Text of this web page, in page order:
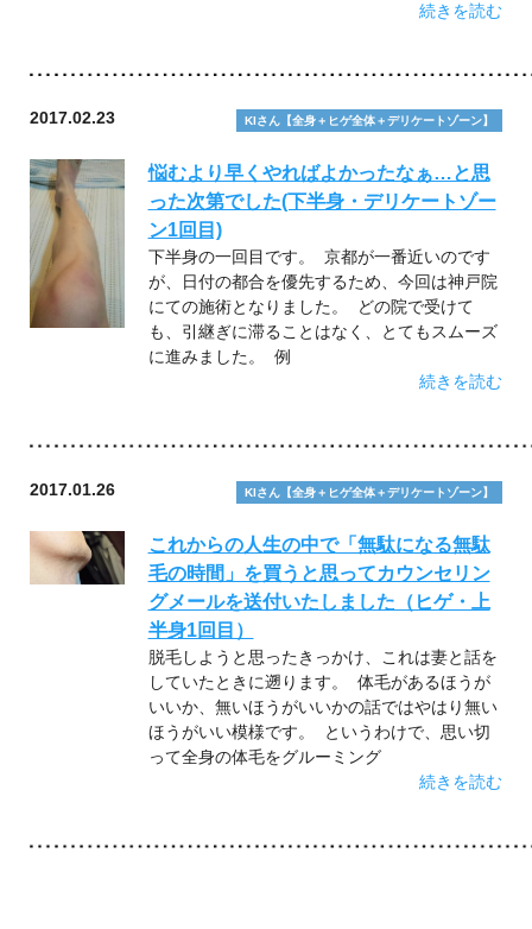
続きを読む
2017.02.23 KIさん【全身＋ヒゲ全体＋デリケートゾーン】
悩むより早くやればよかったなぁ…と思
った次第でした(下半身・デリケートゾー
ン1回目)
下半身の一回目です。 京都が一番近いのです
が、日付の都合を優先するため、今回は神戸院
にての施術となりました。 どの院で受けて
も、引継ぎに滞ることはなく、とてもスムーズ
に進みました。 例
続きを読む
2017.01.26 KIさん【全身＋ヒゲ全体＋デリケートゾーン】
これからの人生の中で「無駄になる無駄
毛の時間」を買うと思ってカウンセリン
グメールを送付いたしました（ヒゲ・上
半身1回目）
脱毛しようと思ったきっかけ、これは妻と話を
していたときに遡ります。 体毛があるほうが
いいか、無いほうがいいかの話ではやはり無い
ほうがいい模様です。 というわけで、思い切
って全身の体毛をグルーミング
続きを読む